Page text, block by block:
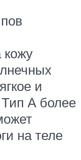
кожу
и
А более
на теле